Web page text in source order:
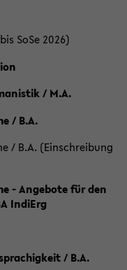
SoSe 2026)
/ M.A.
/ B.A.
/ B.A. (Einschreibung
- Angebote für den
IndiErg
/ B.A.